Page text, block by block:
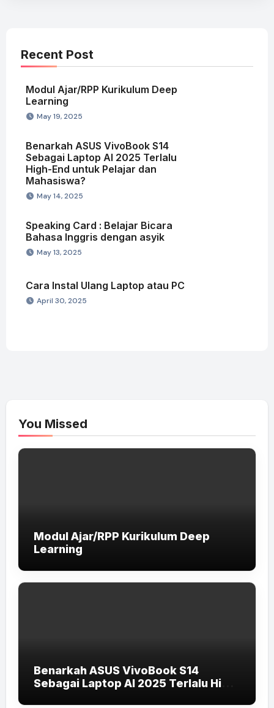
Recent Post
Modul Ajar/RPP Kurikulum Deep
Learning
May 19, 2025
Benarkah ASUS VivoBook S14
Sebagai Laptop AI 2025 Terlalu
High-End untuk Pelajar dan
Mahasiswa?
May 14, 2025
Speaking Card : Belajar Bicara
Bahasa Inggris dengan asyik
May 13, 2025
Cara Instal Ulang Laptop atau PC
April 30, 2025
You Missed
Modul Ajar/RPP Kurikulum Deep
Learning
Benarkah ASUS VivoBook S14
Sebagai Laptop AI 2025 Terlalu High-